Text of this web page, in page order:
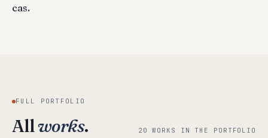
cas.
FULL PORTFOLIO
Allworks. 20 WORKS IN THE PORTFOLIO